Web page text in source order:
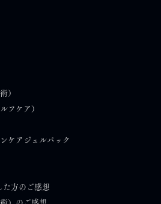
んな商品が欲しかった”か
まった｜肌荒れ経験とダ
ヤモンドスキンジェルパッ
）
フケア）
ケアジェルパック
た方のご感想